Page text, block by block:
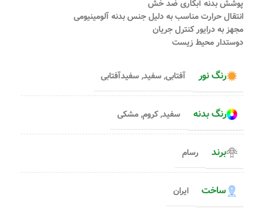
پوشش بدنه آبکاری ضد خش
انتقال حرارت مناسب به دلیل جنس بدنه آلومینیومی
مجهز به درایور کنترل جریان
دوستدار محیط زیست
رنگ نور آفتابی,سفید,سفیدآفتابی
رنگ بدنه سفید,کروم,مشکی
برند رسام
ساخت ایران